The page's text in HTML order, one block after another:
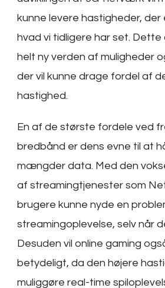
kunne levere hastigheder, der
hvad vi tidligere har set.
helt ny verden af muligheder
der vil kunne drage fordel af
hastighed.
En af de største fordele ved
bredbånd er dens evne til at
mængder data. Med den
af streamingtjenester som
brugere kunne nyde en
streamingoplevelse, selv når
Desuden vil online gaming
betydeligt, da den højere
muliggøre real-time